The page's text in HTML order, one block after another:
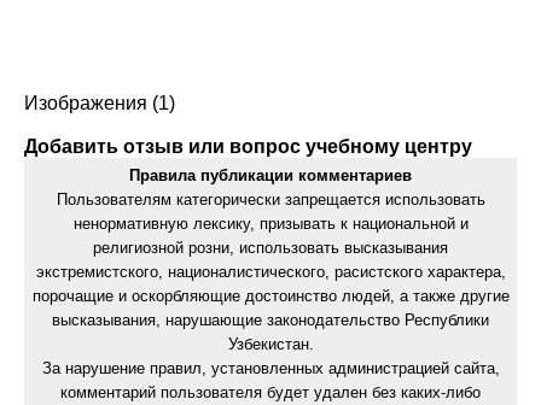
Изображения (1)
Добавить отзыв или вопрос учебному центру
Правила публикации комментариев
Пользователям категорически запрещается использовать
ненормативную лексику, призывать к национальной и
религиозной розни, использовать высказывания
экстремистского, националистического, расистского характера,
порочащие и оскорбляющие достоинство людей, а также другие
высказывания, нарушающие законодательство Республики
Узбекистан.
За нарушение правил, установленных администрацией сайта,
комментарий пользователя будет удален без каких-либо